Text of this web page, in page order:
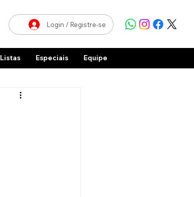
Login / Registre-se
Listas Especiais Equipe